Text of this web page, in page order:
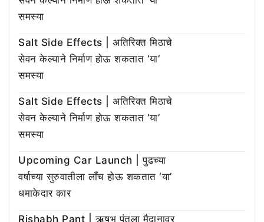
समस्या
Salt Side Effects | अतिरिक्त मिठाचे
सेवन केल्याने निर्माण होऊ शकतात ‘या’
समस्या
Salt Side Effects | अतिरिक्त मिठाचे
सेवन केल्याने निर्माण होऊ शकतात ‘या’
समस्या
Upcoming Car Launch | पुढच्या
वर्षाच्या सुरुवातीला लाँच होऊ शकतात ‘या’
धमाकेदार कार
Rishabh Pant | ऋषभ पंतला मैदानावर